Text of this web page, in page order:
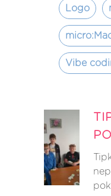
Logo
Vibe